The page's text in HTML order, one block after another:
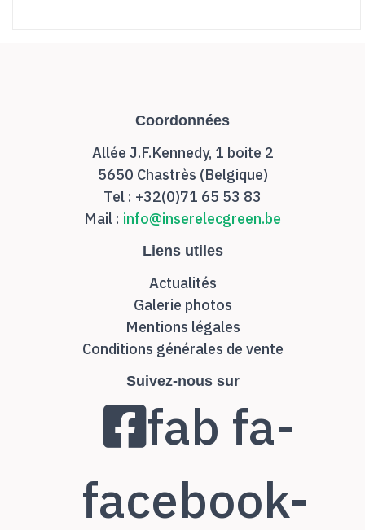
Coordonnées
Allée J.F.Kennedy, 1 boite 2
5650 Chastrès (Belgique)
Tel : +32(0)71 65 53 83
Mail : info@inserelecgreen.be
Liens utiles
Actualités
Galerie photos
Mentions légales
Conditions générales de vente
Suivez-nous sur
fab fa-
facebook-